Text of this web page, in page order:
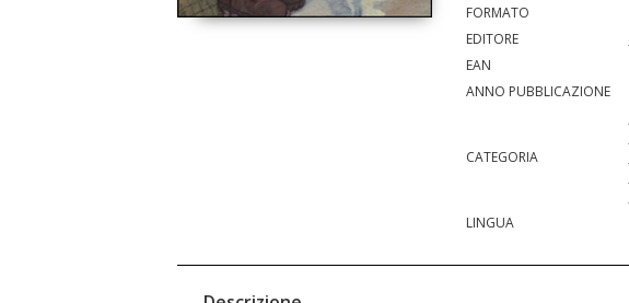
FORMATO
EDITORE
EAN
ANNO PUBBLICAZIONE
CATEGORIA
LINGUA